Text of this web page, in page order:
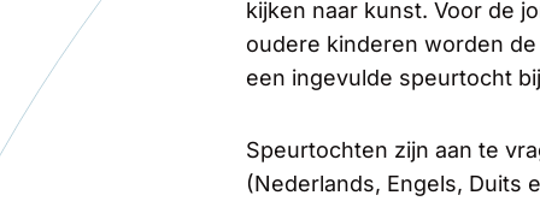
kijken naar kunst. Voor de
oudere kinderen worden
een ingevulde speurtocht
Speurtochten zijn aan te
(Nederlands, Engels, Duits